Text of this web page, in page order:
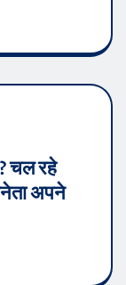
चल रहे
अपने